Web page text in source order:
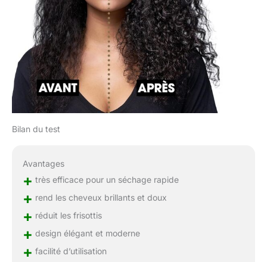
Bilan du test
Avantages
+ très efficace pour un séchage rapide
+ rend les cheveux brillants et doux
+ réduit les frisottis
+ design élégant et moderne
+ facilité d’utilisation